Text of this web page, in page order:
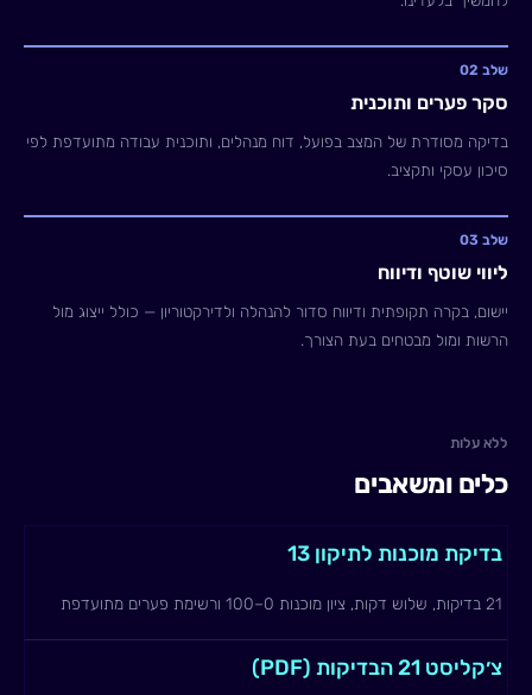
שלב 02
סקר פערים ותוכנית
בדיקה מסודרת של המצב בפועל, דוח מנהלים, ותוכנית עבודה מתועדפת לפי
סיכון עסקי ותקציב.
שלב 03
ליווי שוטף ודיווח
יישום, בקרה תקופתית ודיווח סדור להנהלה ולדירקטוריון — כולל ייצוג מול
הרשות ומול מבטחים בעת הצורך.
ללא עלות
כלים ומשאבים
בדיקת מוכנות לתיקון 13
21 בדיקות, שלוש דקות, ציון מוכנות 0–100 ורשימת פערים מתועדפת
צ׳קליסט 21 הבדיקות (PDF)